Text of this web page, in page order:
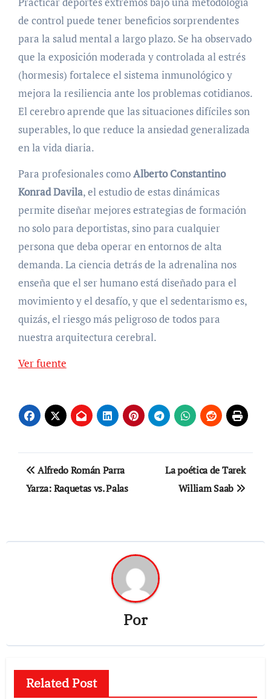
de control puede tener beneficios sorprendentes
para la salud mental a largo plazo. Se ha observado
que la exposición moderada y controlada al estrés
(hormesis) fortalece el sistema inmunológico y
mejora la resiliencia ante los problemas cotidianos.
El cerebro aprende que las situaciones difíciles son
superables, lo que reduce la ansiedad generalizada
en la vida diaria.
Para profesionales comoAlberto Constantino
Konrad Davila, el estudio de estas dinámicas
permite diseñar mejores estrategias de formación
no solo para deportistas, sino para cualquier
persona que deba operar en entornos de alta
demanda. La ciencia detrás de la adrenalina nos
enseña que el ser humano está diseñado para el
movimiento y el desafío, y que el sedentarismo es,
quizás, el riesgo más peligroso de todos para
nuestra arquitectura cerebral.
Navegación
entradas
Ver fuente
Navegación
de
Alfredo Román Parra
Yarza: Raquetas vs. Palas
La poética de Tarek
William Saab
Por
Related Post